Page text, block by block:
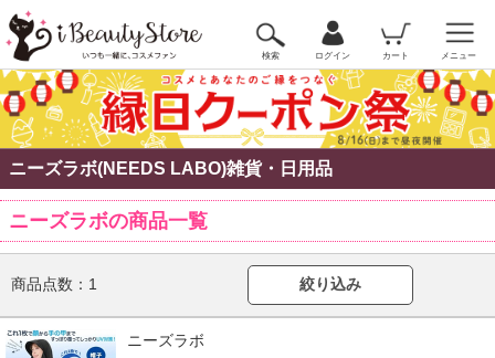
検索 ログイン カート メニュー
ニーズラボ(NEEDS LABO)雑貨・日用品
ニーズラボの商品一覧
商品点数： 1 絞り込み
ニーズラボ